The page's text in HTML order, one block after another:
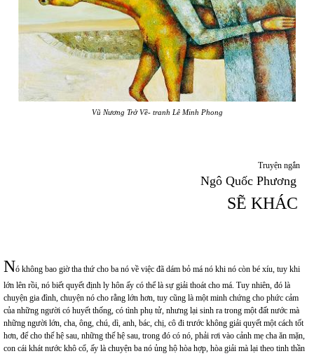
Vũ Nương Trở Về- tranh Lê Minh Phong
Truyện ngắn
Ngô Quốc Phương
SẼ KHÁC
Nó không bao giờ tha thứ cho ba nó về việc đã dám bỏ má nó khi nó còn bé xíu, tuy khi
lớn lên rồi, nó biết quyết định ly hôn ấy có thể là sự giải thoát cho má. Tuy nhiên, đó là
chuyện gia đình, chuyện nó cho rằng lớn hơn, tuy cũng là một minh chứng cho phức cảm
của những người có huyết thống, có tình phụ tử, nhưng lại sinh ra trong một đất nước mà
những người lớn, cha, ông, chú, dì, anh, bác, chị, cô đi trước không giải quyết một cách tốt
hơn, để cho thế hệ sau, những thế hệ sau, trong đó có nó, phải rơi vào cảnh mẹ cha ăn mặn,
con cái khát nước khô cổ, ấy là chuyện ba nó ủng hộ hòa hợp, hòa giải mà lại theo tinh thần